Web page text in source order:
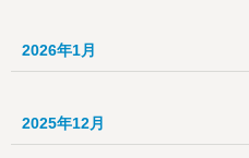
2026年1月
2025年12月